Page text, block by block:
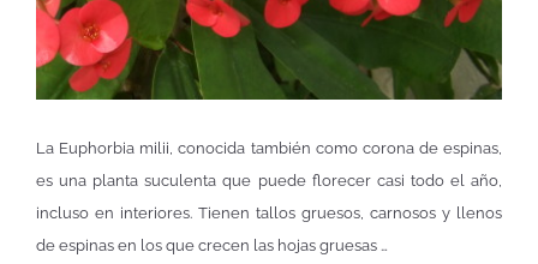
La Euphorbia milii, conocida también como corona de espinas,
es una planta suculenta que puede florecer casi todo el año,
incluso en interiores. Tienen tallos gruesos, carnosos y llenos
de espinas en los que crecen las hojas gruesas …